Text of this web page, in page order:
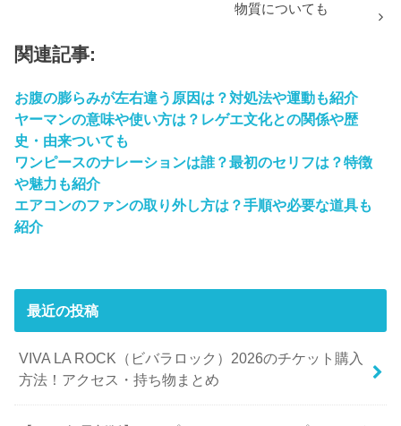
物質についても
関連記事:
お腹の膨らみが左右違う原因は？対処法や運動も紹介
ヤーマンの意味や使い方は？レゲエ文化との関係や歴
史・由来ついても
ワンピースのナレーションは誰？最初のセリフは？特徴
や魅力も紹介
エアコンのファンの取り外し方は？手順や必要な道具も
紹介
最近の投稿
VIVA LA ROCK（ビバラロック）2026のチケット購入
方法！アクセス・持ち物まとめ